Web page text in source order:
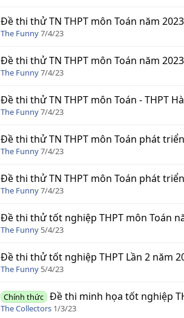
Đề thi thử TN THPT môn Toán năm
The Funny7/4/23
Đề thi thử TN THPT môn Toán năm
The Funny7/4/23
Đề thi thử TN THPT môn Toán - THPT
The Funny7/4/23
Đề thi thử TN THPT môn Toán phát
The Funny7/4/23
Đề thi thử TN THPT môn Toán phát
The Funny7/4/23
Đề thi thử tốt nghiệp THPT môn Toán
The Funny 5/4/23
Đề thi thử tốt nghiệp THPT Lần 2 năm
The Funny 5/4/23
Chính thức Đề thi minh họa tốt nghiệp
The Collectors 1/3/23